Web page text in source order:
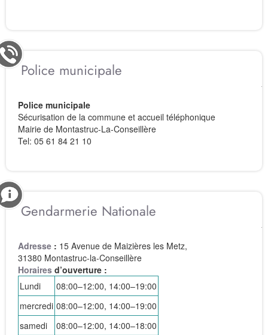
Police municipale
Police municipale
Sécurisation de la commune et accueil téléphonique
Mairie de Montastruc-La-Conseillère
Tel: 05 61 84 21 10
Gendarmerie Nationale
Adresse : 15 Avenue de Maizières les Metz,
31380 Montastruc-la-Conseillère
Horaires d’ouverture :
Lundi
08:00–12:00, 14:00–19:00
mercredi 08:00–12:00, 14:00–19:00
samedi
08:00–12:00, 14:00–18:00